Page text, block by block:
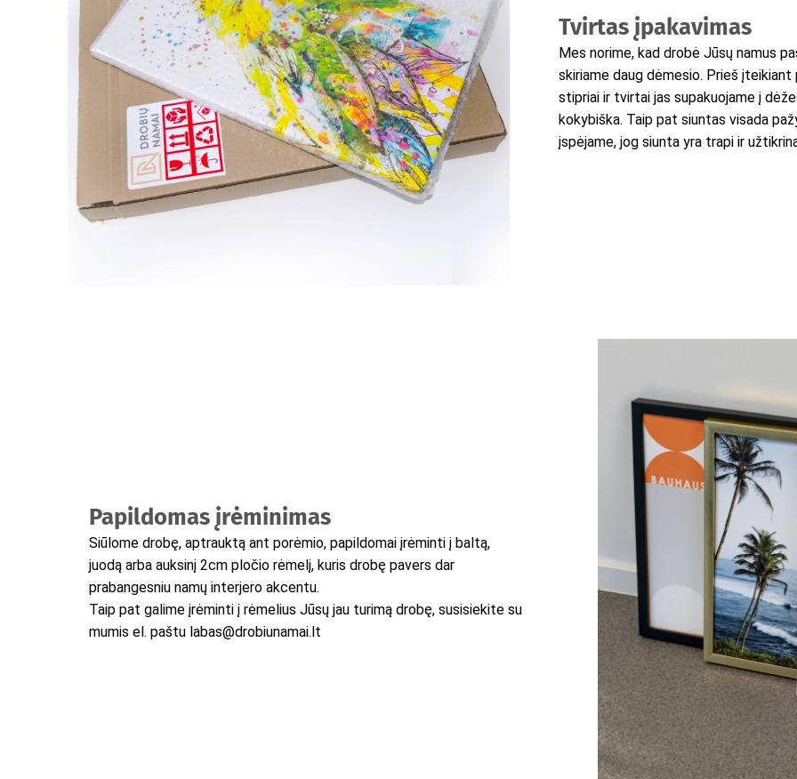
Tvirtas įpakavimas
Mes norime, kad drobė Jūsų namus
skiriame daug dėmesio. Prieš
stipriai ir tvirtai jas supakuojame į
kokybiška. Taip pat siuntas visada
įspėjame, jog siunta yra trapi ir
Papildomas įrėminimas
Siūlome drobę, aptrauktą ant porėmio, papildomai įrėminti į baltą,
juodą arba auksinį 2cm pločio rėmelį, kuris drobę pavers dar
prabangesniu namų interjero akcentu.
Taip pat galime įrėminti į rėmelius Jūsų jau turimą drobę, susisiekite su
mumis el. paštu labas@drobiunamai.lt